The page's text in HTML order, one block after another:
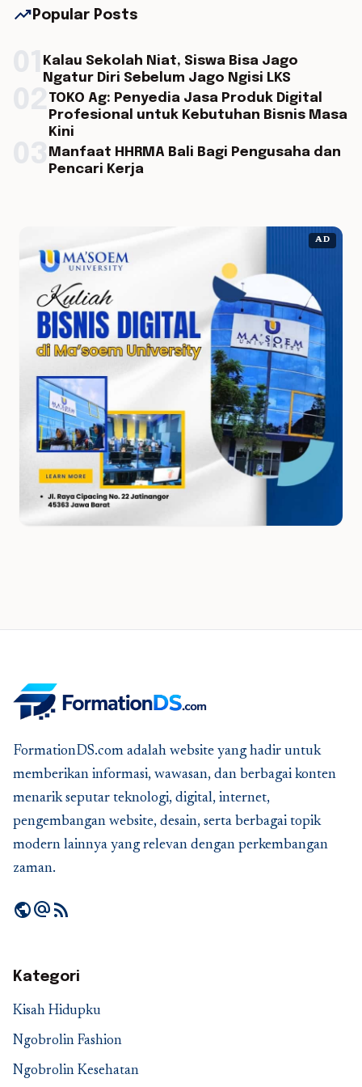
trending_up Popular Posts
Kalau Sekolah Niat, Siswa Bisa Jago
Ngatur Diri Sebelum Jago Ngisi LKS
TOKO Ag: Penyedia Jasa Produk Digital
Profesional untuk Kebutuhan Bisnis Masa
Kini
Manfaat HHRMA Bali Bagi Pengusaha dan
Pencari Kerja
AD
FormationDS.com adalah website yang hadir untuk
memberikan informasi, wawasan, dan berbagai konten
menarik seputar teknologi, digital, internet,
pengembangan website, desain, serta berbagai topik
modern lainnya yang relevan dengan perkembangan
zaman.
publicalternate_emailrss_feed
Kategori
Kisah Hidupku
Ngobrolin Fashion
Ngobrolin Kesehatan